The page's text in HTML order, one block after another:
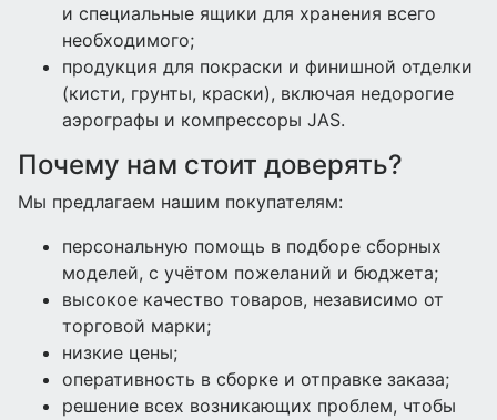
и специальные ящики для хранения всего
необходимого;
продукция для покраски и финишной отделки
(кисти, грунты, краски), включая недорогие
аэрографы и компрессоры JAS.
Почему нам стоит доверять?
Мы предлагаем нашим покупателям:
персональную помощь в подборе сборных
моделей, с учётом пожеланий и бюджета;
высокое качество товаров, независимо от
торговой марки;
низкие цены;
оперативность в сборке и отправке заказа;
решение всех возникающих проблем, чтобы